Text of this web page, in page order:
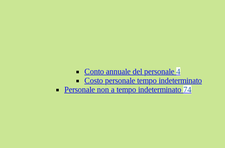
Conto annuale del personale 4
Costo personale tempo indeterminato
Personale non a tempo indeterminato 74